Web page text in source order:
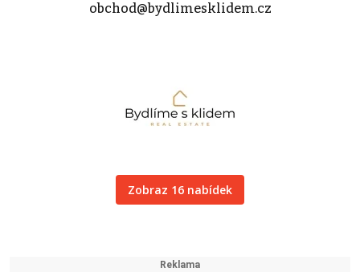
obchod@bydlimesklidem.cz
Zobraz 16 nabídek